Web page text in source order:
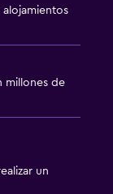
millones de
un